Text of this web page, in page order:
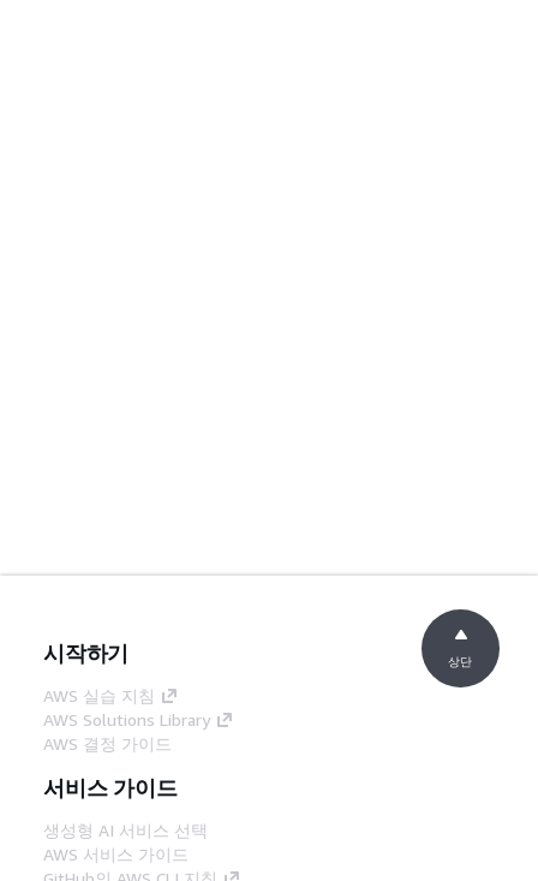
시작하기
AWS 실습 지침
AWS Solutions Library
AWS 결정 가이드
서비스 가이드
생성형 AI 서비스 선택
AWS 서비스 가이드
상단